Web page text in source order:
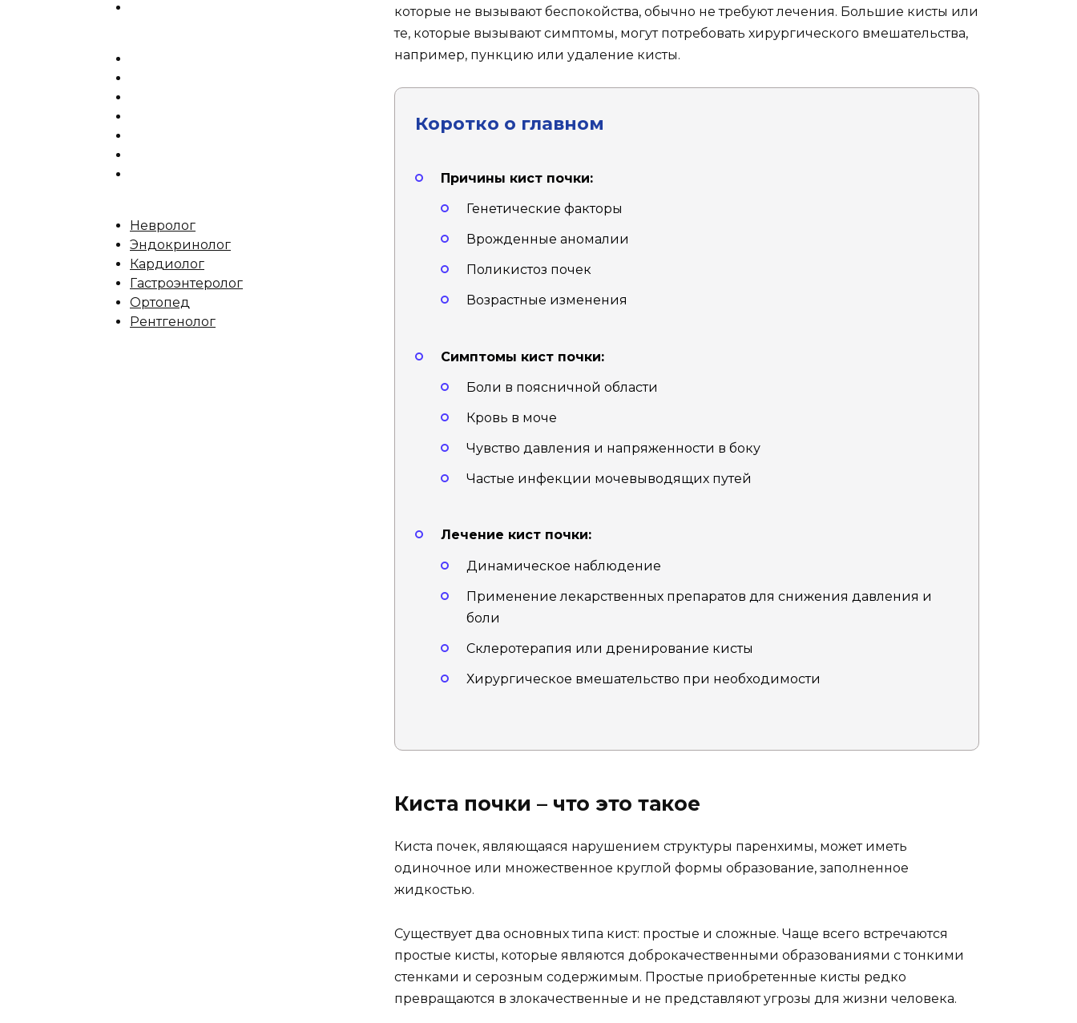
которые не вызывают беспокойства, обычно не требуют лечения. Большие кисты или
те, которые вызывают симптомы, могут потребовать хирургического вмешательства,
например, пункцию или удаление кисты.
Коротко о главном
Причины кист почки:
Генетические факторы
Врожденные аномалии
Поликистоз почек
Возрастные изменения
Симптомы кист почки:
Боли в поясничной области
Кровь в моче
Чувство давления и напряженности в боку
Частые инфекции мочевыводящих путей
Лечение кист почки:
Динамическое наблюдение
Применение лекарственных препаратов для снижения давления и
боли
Склеротерапия или дренирование кисты
Хирургическое вмешательство при необходимости
Киста почки – что это такое
Киста почек, являющаяся нарушением структуры паренхимы, может иметь
одиночное или множественное круглой формы образование, заполненное
жидкостью.
Существует два основных типа кист: простые и сложные. Чаще всего встречаются
простые кисты, которые являются доброкачественными образованиями с тонкими
стенками и серозным содержимым. Простые приобретенные кисты редко
превращаются в злокачественные и не представляют угрозы для жизни человека.
Невролог
Эндокринолог
Кардиолог
Гастроэнтеролог
Ортопед
Рентгенолог